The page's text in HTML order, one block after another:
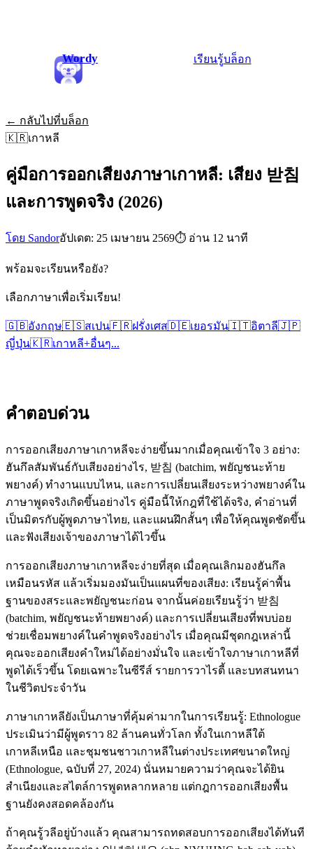
Wordy เรียนรู้บล็อก
← กลับไปที่บล็อก
🇰🇷เกาหลี
คู่มือการออกเสียงภาษาเกาหลี: เสียง 받침
และการพูดจริง (2026)
โดย Sandorอัปเดต: 25 เมษายน 2569⏱ อ่าน 12 นาที
พร้อมจะเรียนหรือยัง?
เลือกภาษาเพื่อเริ่มเรียน!
🇬🇧อังกฤษ🇪🇸สเปน🇫🇷ฝรั่งเศส🇩🇪เยอรมัน🇮🇹อิตาลี🇯🇵
ญี่ปุ่น🇰🇷เกาหลี+อื่นๆ...
คำตอบด่วน
การออกเสียงภาษาเกาหลีจะง่ายขึ้นมากเมื่อคุณเข้าใจ 3 อย่าง:
ฮันกึลสัมพันธ์กับเสียงอย่างไร, 받침 (batchim, พยัญชนะท้าย
พยางค์) ทำงานแบบไหน, และการเปลี่ยนเสียงระหว่างพยางค์ใน
ภาษาพูดจริงเกิดขึ้นอย่างไร คู่มือนี้ให้กฎที่ใช้ได้จริง, คำอ่านที่
เป็นมิตรกับผู้พูดภาษาไทย, และแผนฝึกสั้นๆ เพื่อให้คุณพูดชัดขึ้น
และฟังเสียงเจ้าของภาษาได้ไวขึ้น
การออกเสียงภาษาเกาหลีจะง่ายที่สุด เมื่อคุณเลิกมองฮันกึล
เหมือนรหัส แล้วเริ่มมองมันเป็นแผนที่ของเสียง: เรียนรู้ค่าพื้น
ฐานของสระและพยัญชนะก่อน จากนั้นค่อยเรียนรู้ว่า 받침
(batchim, พยัญชนะท้ายพยางค์) และการเปลี่ยนเสียงที่พบบ่อย
ช่วยเชื่อมพยางค์ในคำพูดจริงอย่างไร เมื่อคุณมีชุดกฎเหล่านี้
คุณจะออกเสียงคำใหม่ได้อย่างมั่นใจ และเข้าใจภาษาเกาหลีที่
พูดได้เร็วขึ้น โดยเฉพาะในซีรีส์ รายการวาไรตี้ และบทสนทนา
ในชีวิตประจำวัน
ภาษาเกาหลียังเป็นภาษาที่คุ้มค่ามากในการเรียนรู้: Ethnologue
ประเมินว่ามีผู้พูดราว 82 ล้านคนทั่วโลก ทั้งในเกาหลีใต้
เกาหลีเหนือ และชุมชนชาวเกาหลีในต่างประเทศขนาดใหญ่
(Ethnologue, ฉบับที่ 27, 2024) นั่นหมายความว่าคุณจะได้ยิน
สำเนียงและสไตล์การพูดหลากหลาย แต่กฎการออกเสียงพื้น
ฐานยังคงสอดคล้องกัน
ถ้าคุณรู้วลีอยู่บ้างแล้ว คุณสามารถทดสอบการออกเสียงได้ทันที